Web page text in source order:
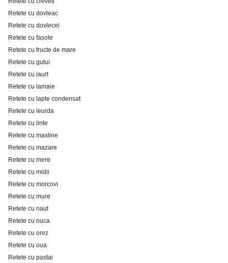
Retete cu dovleac
Retete cu dovlecei
Retete cu fasole
Retete cu fructe de mare
Retete cu gutui
Retete cu iaurt
Retete cu lamaie
Retete cu lapte condensat
Retete cu leurda
Retete cu linte
Retete cu masline
Retete cu mazare
Retete cu mere
Retete cu midii
Retete cu morcovi
Retete cu mure
Retete cu naut
Retete cu nuca
Retete cu orez
Retete cu oua
Retete cu pastai